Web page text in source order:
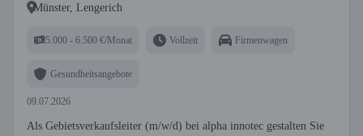
Münster, Lengerich
5.000 - 6.500 €/Monat Vollzeit Firmenwagen
Gesundheitsangebote
09.07.2026
Als Gebietsverkaufsleiter (m/w/d) bei alpha innotec gestalten Sie